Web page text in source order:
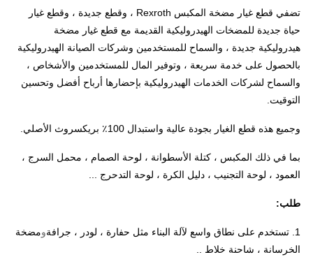
تضفي قطع غيار مضخة المكبس Rexroth ، وقطع جديدة ، وقطع غيار
حياة جديدة للمضخات الهيدروليكية القديمة مع قطع غيار مضخة
هيدروليكية جديدة ، والسماح للمستخدمين وشركات الصيانة الهيدروليكية
بالحصول على خدمة سريعة ، وتوفير المال للمستخدمين والأشخاص ،
والسماح لشركات الخدمات الهيدروليكية بإحضارها أرباح أفضل وتحسين
التوقيت.
وجميع هذه قطع الغيار بجودة عالية واستبدال 100٪ بريكسروث الأصلي.
بما في ذلك المكبس ، كتلة الأسطوانة ، لوحة الصمام ، محمل السرج ،
العمود ، لوحة التجنيب ، دليل الكرة ، لوحة التدحرج ...
طلب:
1. تستخدم على نطاق واسع لآلة البناء مثل حفارة ، لودر ، جرافة ومضخة
الخرسانة ، شاحنة خلاط ..